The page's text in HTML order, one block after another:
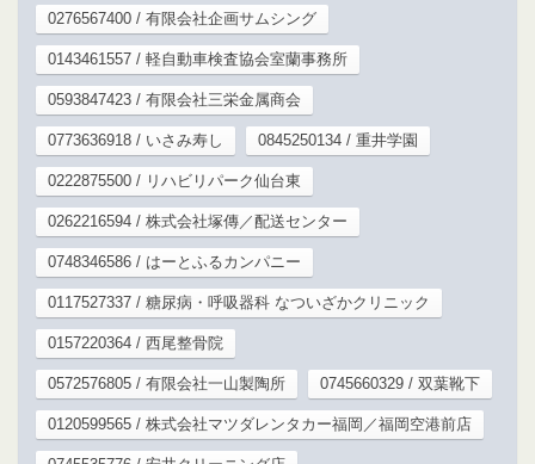
0276567400 / 有限会社企画サムシング
0143461557 / 軽自動車検査協会室蘭事務所
0593847423 / 有限会社三栄金属商会
0773636918 / いさみ寿し 0845250134 / 重井学園
0222875500 / リハビリパーク仙台東
0262216594 / 株式会社塚傳／配送センター
0748346586 / はーとふるカンパニー
0117527337 / 糖尿病・呼吸器科 なついざかクリニック
0157220364 / 西尾整骨院
0572576805 / 有限会社一山製陶所 0745660329 / 双葉靴下
0120599565 / 株式会社マツダレンタカー福岡／福岡空港前店